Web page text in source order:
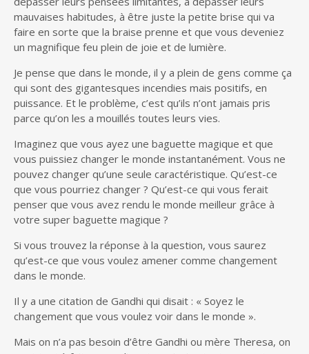
mauvaises habitudes, à être juste la petite brise qui va
faire en sorte que la braise prenne et que vous deveniez
un magnifique feu plein de joie et de lumière.
Je pense que dans le monde, il y a plein de gens comme ça
qui sont des gigantesques incendies mais positifs, en
puissance. Et le problème, c’est qu’ils n’ont jamais pris
parce qu’on les a mouillés toutes leurs vies.
Imaginez que vous ayez une baguette magique et que
vous puissiez changer le monde instantanément. Vous ne
pouvez changer qu’une seule caractéristique. Qu’est-ce
que vous pourriez changer ? Qu’est-ce qui vous ferait
penser que vous avez rendu le monde meilleur grâce à
votre super baguette magique ?
Si vous trouvez la réponse à la question, vous saurez
qu’est-ce que vous voulez amener comme changement
dans le monde.
Il y a une citation de Gandhi qui disait : « Soyez le
changement que vous voulez voir dans le monde ».
Mais on n’a pas besoin d’être Gandhi ou mère Theresa, on